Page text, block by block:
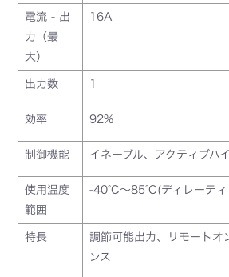
電流 - 出
力（最
大）
16A
出力数 1
効率 92%
制御機能 イネーブル、アクティブハイ
使用温度
範囲
-40°C～85°C(ディレーテ
特長
調節可能出力、リモートオ
ンス